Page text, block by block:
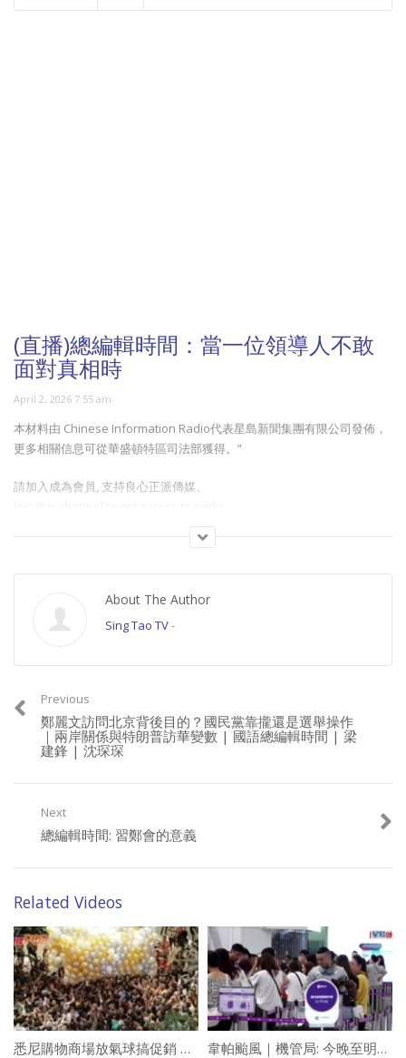
(直播)總編輯時間：當一位領導人不敢
面對真相時
April 2, 2026 7:55 am
本材料由 Chinese Information Radio代表星島新聞集團有限公司發佈，
更多相關信息可從華盛頓特區司法部獲得。”
請加入成為會員, 支持良心正派傳媒。
Join this channel to get access to perks:
https://www.youtube.com/channel/UCYWSlgQB1BpfQTkNm_P5qIw/join
https://www.buymeacoffee.com/singtaousa
About The Author
Sing Tao TV-
Previous
鄭麗文訪問北京背後目的？國民黨靠攏還是選舉操作
｜兩岸關係與特朗普訪華變數 | 國語總編輯時間 | 梁
建鋒 | 沈琛琛
Next
總編輯時間: 習鄭會的意義
Related Videos
悉尼購物商場放氣球搞促銷 釀人踩人事故致12受傷 韋帕颱風｜機管局: 今晚至明早逾200航班往來香港 涉及3.5萬名旅客